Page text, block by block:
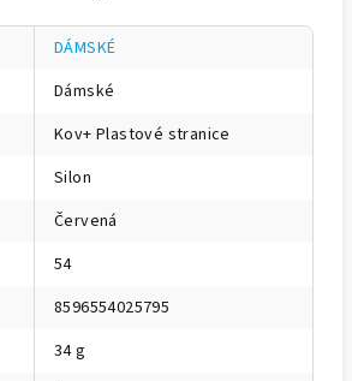
DÁMSKÉ
Dámské
Kov+ Plastové stranice
Silon
Červená
54
8596554025795
34 g